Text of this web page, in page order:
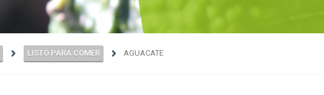
LISTO PARA COMER AGUACATE